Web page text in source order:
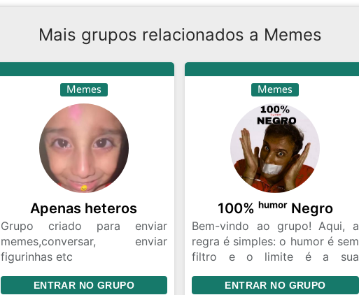
Mais grupos relacionados a Memes
Memes
Apenas heteros
Grupo criado para enviar
memes,conversar, enviar
figurinhas etc
!!Seja gentil com todos!!
ENTRAR NO GRUPO
Memes
100% ʰᵘᵐᵒʳ Negro
Bem-vindo ao grupo! Aqui, a
regra é simples: o humor é sem
filtro e o limite é a sua
ENTRAR NO GRUPO